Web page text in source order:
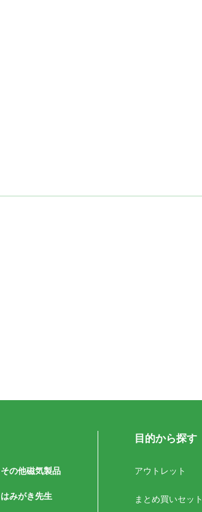
その他磁気製品
はみがき先生
目的から探す
アウトレット
まとめ買いセット